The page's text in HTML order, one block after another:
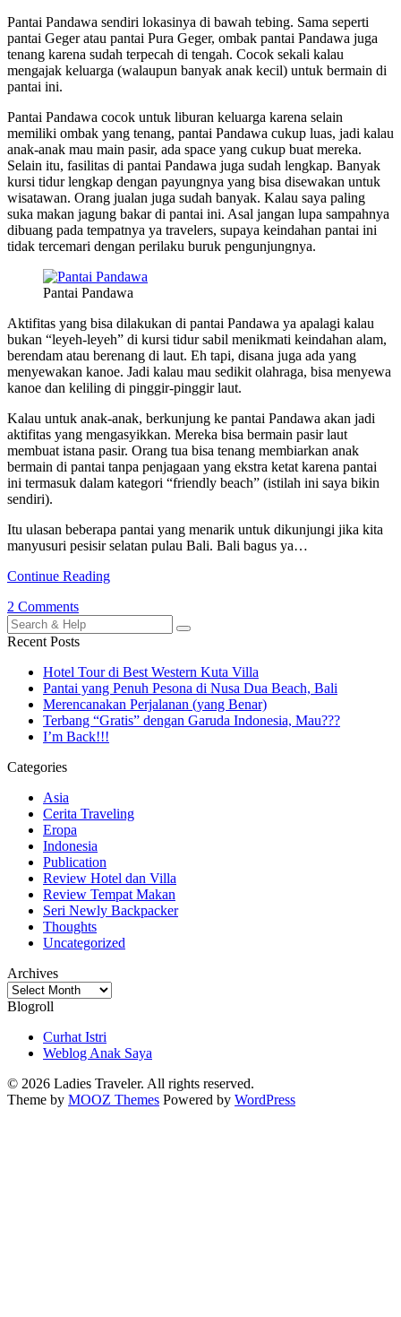
Pantai Pandawa sendiri lokasinya di bawah tebing. Sama seperti
pantai Geger atau pantai Pura Geger, ombak pantai Pandawa juga
tenang karena sudah terpecah di tengah. Cocok sekali kalau
mengajak keluarga (walaupun banyak anak kecil) untuk bermain di
pantai ini.
Pantai Pandawa cocok untuk liburan keluarga karena selain
memiliki ombak yang tenang, pantai Pandawa cukup luas, jadi kalau
anak-anak mau main pasir, ada space yang cukup buat mereka.
Selain itu, fasilitas di pantai Pandawa juga sudah lengkap. Banyak
kursi tidur lengkap dengan payungnya yang bisa disewakan untuk
wisatawan. Orang jualan juga sudah banyak. Kalau saya paling
suka makan jagung bakar di pantai ini. Asal jangan lupa sampahnya
dibuang pada tempatnya ya travelers, supaya keindahan pantai ini
tidak tercemari dengan perilaku buruk pengunjungnya.
Pantai Pandawa
Aktifitas yang bisa dilakukan di pantai Pandawa ya apalagi kalau
bukan “leyeh-leyeh” di kursi tidur sabil menikmati keindahan alam,
berendam atau berenang di laut. Eh tapi, disana juga ada yang
menyewakan kanoe. Jadi kalau mau sedikit olahraga, bisa menyewa
kanoe dan keliling di pinggir-pinggir laut.
Kalau untuk anak-anak, berkunjung ke pantai Pandawa akan jadi
aktifitas yang mengasyikkan. Mereka bisa bermain pasir laut
membuat istana pasir. Orang tua bisa tenang membiarkan anak
bermain di pantai tanpa penjagaan yang ekstra ketat karena pantai
ini termasuk dalam kategori “friendly beach” (istilah ini saya bikin
sendiri).
Itu ulasan beberapa pantai yang menarik untuk dikunjungi jika kita
manyusuri pesisir selatan pulau Bali. Bali bagus ya…
Continue Reading
2 Comments
Search
for:
Recent Posts
Hotel Tour di Best Western Kuta Villa
Pantai yang Penuh Pesona di Nusa Dua Beach, Bali
Merencanakan Perjalanan (yang Benar)
Terbang “Gratis” dengan Garuda Indonesia, Mau???
I’m Back!!!
Categories
Asia
Cerita Traveling
Eropa
Indonesia
Publication
Review Hotel dan Villa
Review Tempat Makan
Seri Newly Backpacker
Thoughts
Uncategorized
Archives
Archives
Blogroll
Curhat Istri
Weblog Anak Saya
© 2026 Ladies Traveler. All rights reserved.
Theme by MOOZ Themes Powered by WordPress